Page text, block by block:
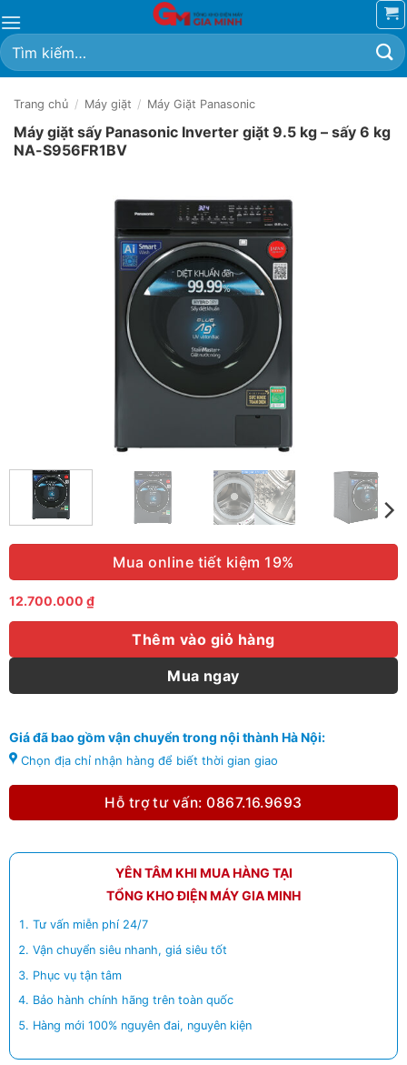
qua
nội
dung
Tìm
kiếm:
Trang chủ / Máy giặt / Máy Giặt Panasonic
Máy giặt sấy Panasonic Inverter giặt 9.5 kg – sấy 6 kg
NA-S956FR1BV
Mua online tiết kiệm 19%
12.700.000 ₫
Thêm vào giỏ hàng
Mua ngay
Giá đã bao gồm vận chuyển trong nội thành Hà Nội:
Chọn địa chỉ nhận hàng để biết thời gian giao
Hỗ trợ tư vấn: 0867.16.9693
YÊN TÂM KHI MUA HÀNG TẠI
TỔNG KHO ĐIỆN MÁY GIA MINH
Tư vấn miễn phí 24/7
Vận chuyển siêu nhanh, giá siêu tốt
Phục vụ tận tâm
Bảo hành chính hãng trên toàn quốc
Hàng mới 100% nguyên đai, nguyên kiện